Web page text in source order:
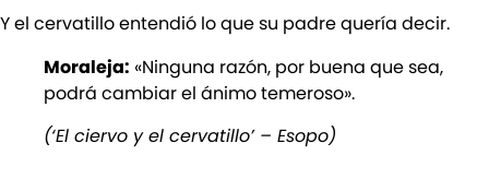
Y el cervatillo entendió lo que su padre quería decir.
Moraleja: «Ninguna razón, por buena que sea,
podrá cambiar el ánimo temeroso».
(‘El ciervo y el cervatillo’ – Esopo)